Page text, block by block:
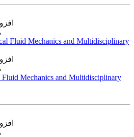
Mechanics and Multidisciplinary